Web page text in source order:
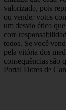
valorizado, pois
ou vender votos
um desvio ético
com
todos. Se você
pela vitória dos
consequências são
Portal Dores de